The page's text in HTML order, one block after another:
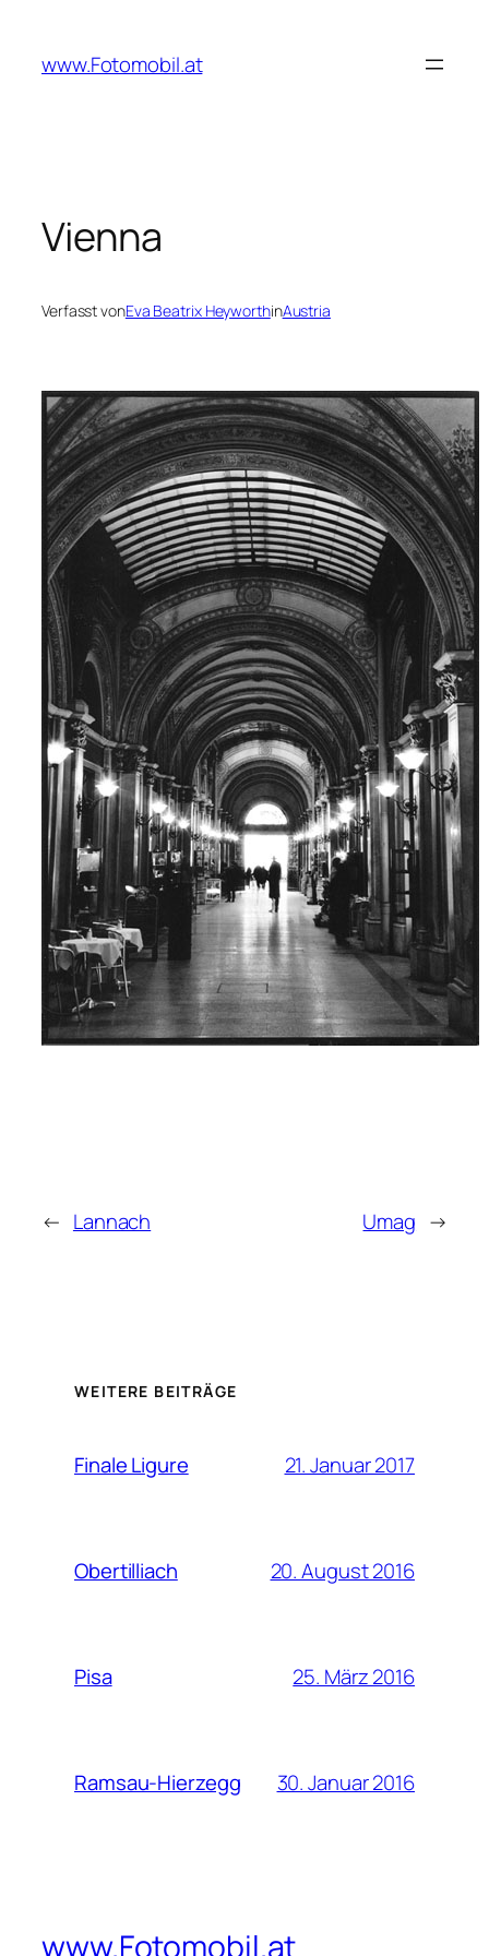
springen
www.Fotomobil.at
Vienna
Verfasst vonEva Beatrix HeyworthinAustria
← Lannach Umag →
WEITERE BEITRÄGE
Finale Ligure 21. Januar 2017
Obertilliach 20. August 2016
Pisa 25. März 2016
Ramsau-Hierzegg 30. Januar 2016
www.Fotomobil.at